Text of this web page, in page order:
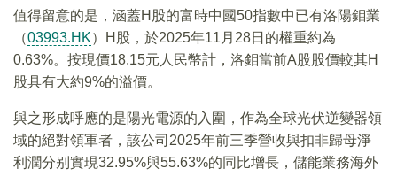
值得留意的是，涵蓋H股的富時中國50指數中已有洛陽鉬業
（03993.HK）H股，於2025年11月28日的權重約為
0.63%。按現價18.15元人民幣計，洛鉬當前A股股價較其H
股具有大約9%的溢價。
與之形成呼應的是陽光電源的入圍，作為全球光伏逆變器領
域的絕對領軍者，該公司2025年前三季營收與扣非歸母淨
利潤分别實現32.95%與55.63%的同比增長，儲能業務海外